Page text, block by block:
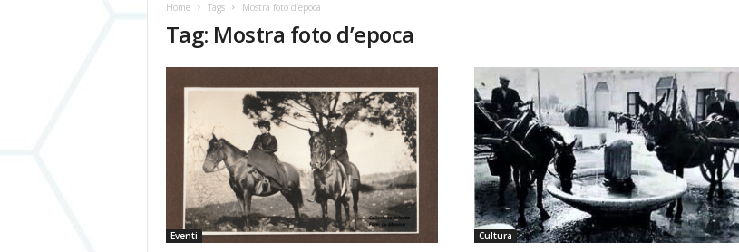
Home Tags Mostra foto d’epoca
Tag: Mostra foto d’epoca
Eventi Cultura